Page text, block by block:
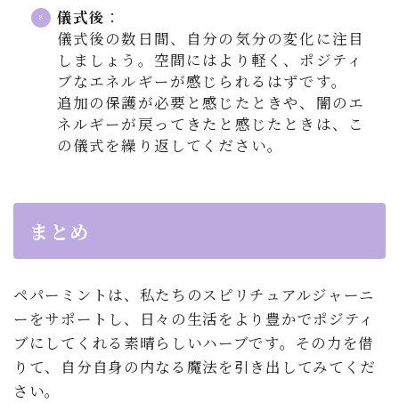
儀式後 ：
儀式後の数日間、自分の気分の変化に注目
しましょう。空間にはより軽く、ポジティ
ブなエネルギーが感じられるはずです。
追加の保護が必要と感じたときや、闇のエ
ネルギーが戻ってきたと感じたときは、こ
の儀式を繰り返してください。
まとめ
ペパーミントは、私たちのスピリチュアルジャーニ
ーをサポートし、日々の生活をより豊かでポジティ
ブにしてくれる素晴らしいハーブです。その力を借
りて、自分自身の内なる魔法を引き出してみてくだ
さい。